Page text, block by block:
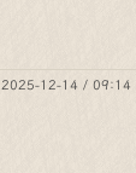
2025-12-14 / 09:14